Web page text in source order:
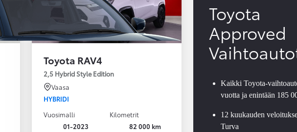
Toyota RAV4
2,5 Hybrid Style Edition
Vaasa
HYBRIDI
Vuosimalli
01-2023
Kilometrit
82 000 km
Toyota
Approved
Kaikki Toyota-
vuotta ja enintään 185
12 kuukauden
Turva